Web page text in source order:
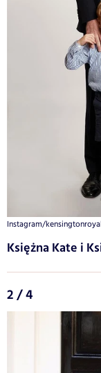
Instagram/kensingtonroyal
Księżna Kate i
2 / 4